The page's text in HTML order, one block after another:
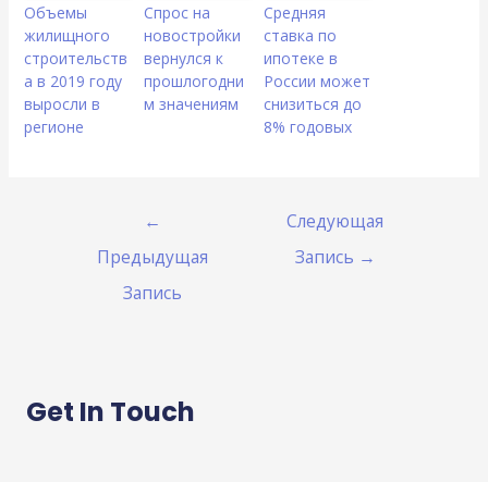
Объемы
жилищного
строительств
а в 2019 году
выросли в
регионе
Спрос на
новостройки
вернулся к
прошлогодни
м значениям
Средняя
ставка по
ипотеке в
России может
снизиться до
8% годовых
←
Предыдущая
Запись
Следующая
Запись →
Get In Touch